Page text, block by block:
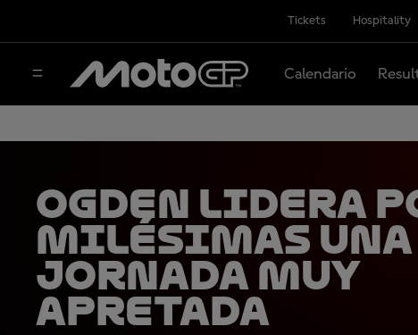
Tickets Hospitality
Calendario
Ogden lidera
milésimas una
jornada muy
apretada